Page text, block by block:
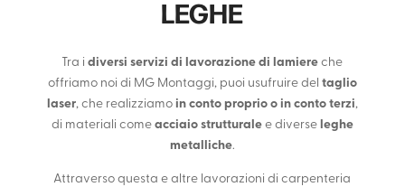
LEGHE
Tra idiversi servizi di lavorazione di lamiere che
offriamo noi di MG Montaggi, puoi usufruire del taglio
laser, che realizziamo in conto proprio o in conto terzi,
di materiali come acciaio strutturalee diverse leghe
metalliche.
Attraverso questa e altre lavorazioni di carpenteria